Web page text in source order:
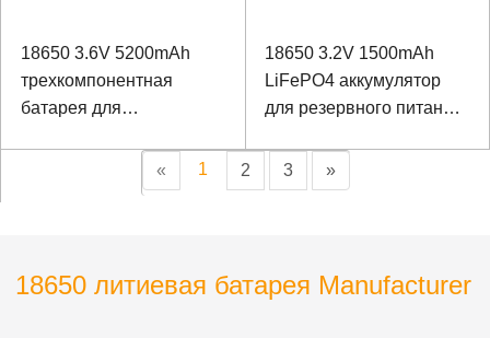
18650 3.6V 5200mAh
трехкомпонентная
батарея для
18650 3.2V 1500mAh
LiFePO4 аккумулятор
для резервного питания
«
1 2 3 »
18650 литиевая батарея Manufacturer